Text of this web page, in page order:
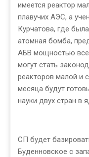
имеется реактор
плавучих АЭС, а
Курчатова, где
атомная бомба,
АБВ мощностью
могут стать
реакторов малой и
месяца будут
науки двух стран в
СП будет
Буденновское с